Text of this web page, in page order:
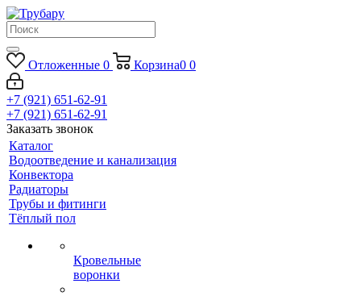
Отложенные 0 Корзина0 0
+7 (921) 651-62-91
+7 (921) 651-62-91
Заказать звонок
Каталог
Водоотведение и канализация
Конвектора
Радиаторы
Трубы и фитинги
Тёплый пол
Кровельные
воронки